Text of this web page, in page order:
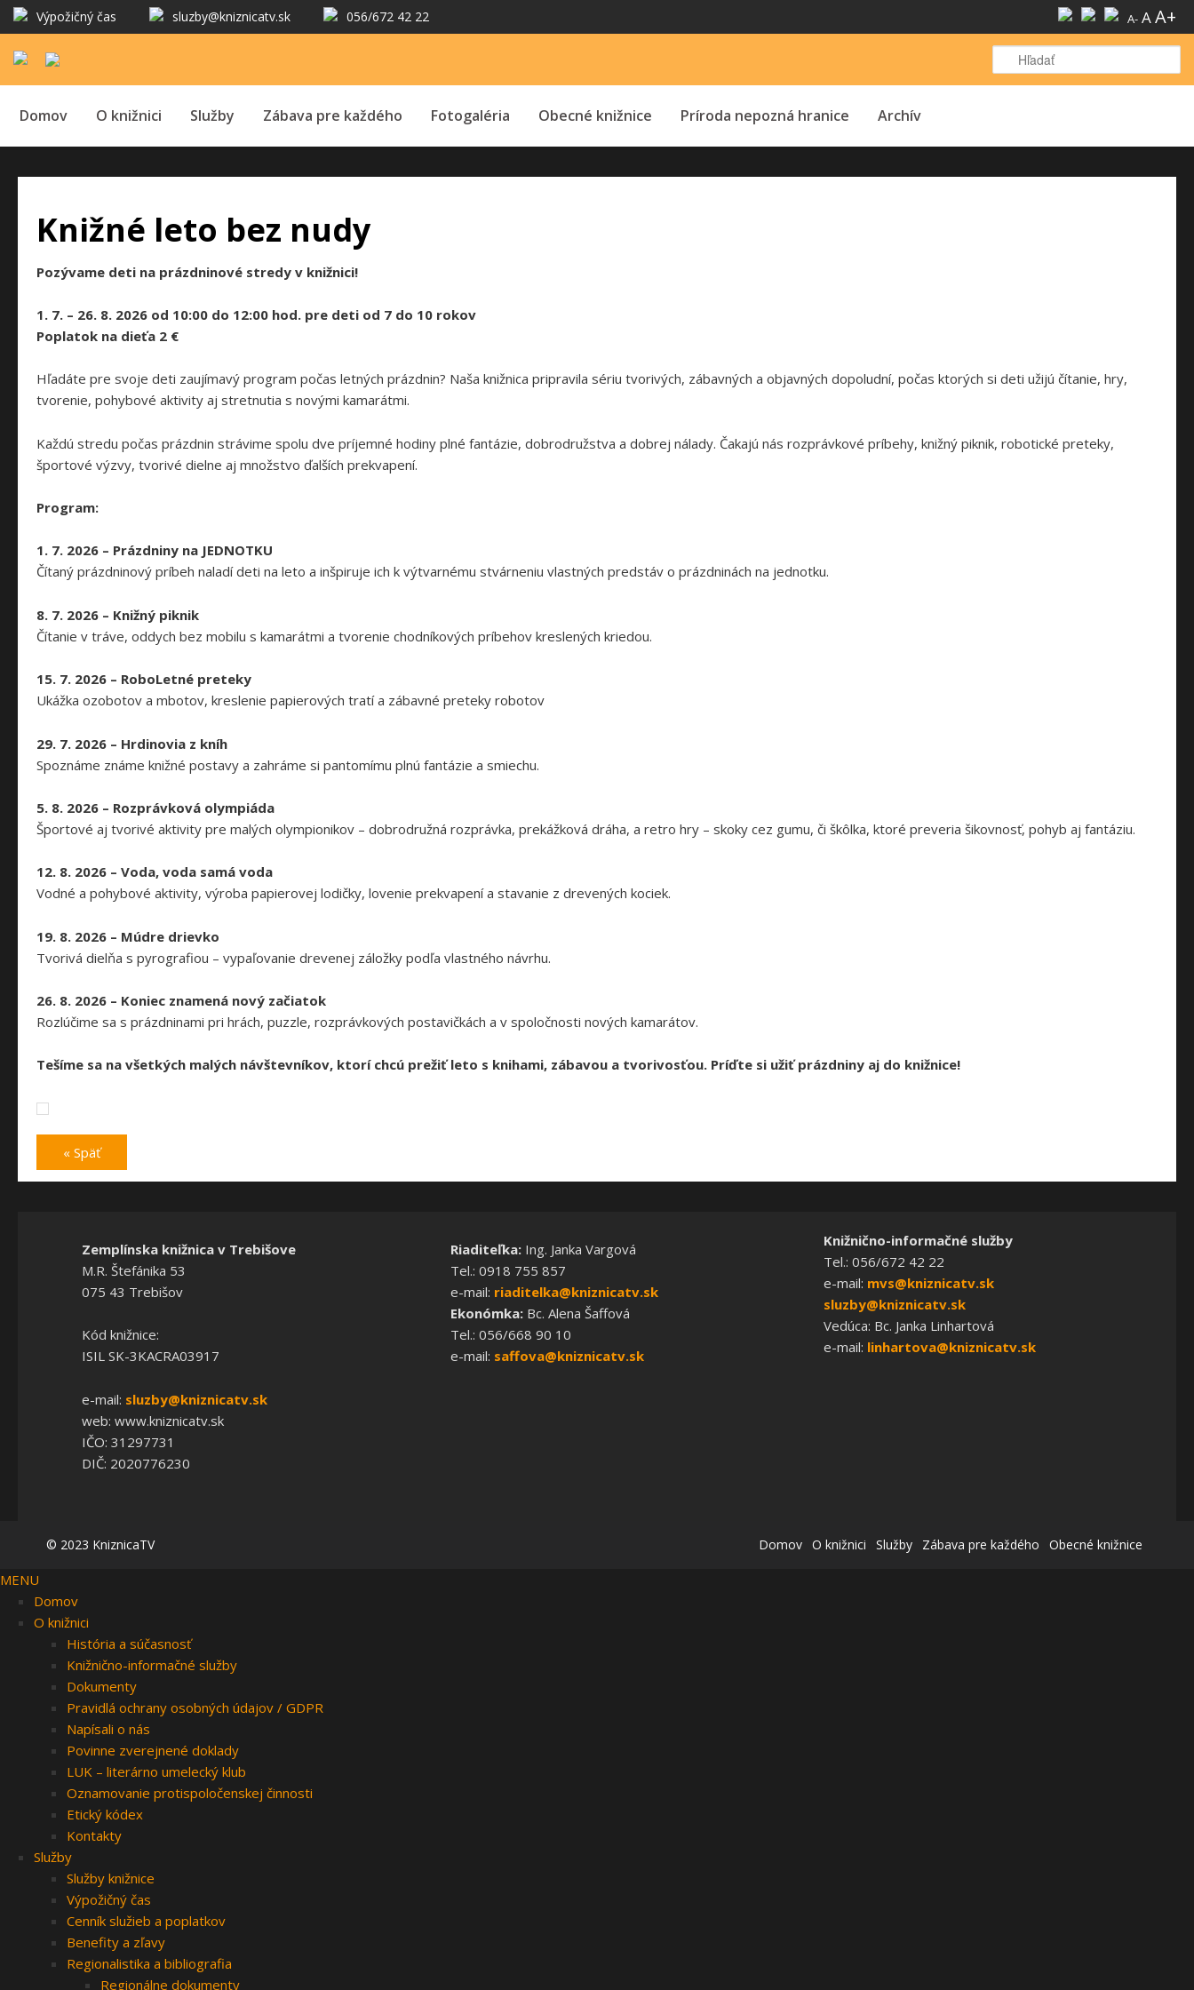
Výpožičný čas sluzby@kniznicatv.sk 056/672 42 22 A- AA+
Domov O knižnici Služby Zábava pre každého Fotogaléria Obecné knižnice Príroda nepozná hranice Archív
Knižné leto bez nudy
Pozývame deti na prázdninové stredy v knižnici!
1. 7. – 26. 8. 2026 od 10:00 do 12:00 hod. pre deti od 7 do 10 rokov
Poplatok na dieťa 2 €
Hľadáte pre svoje deti zaujímavý program počas letných prázdnin? Naša knižnica pripravila sériu tvorivých, zábavných a objavných dopoludní, počas ktorých si deti užijú čítanie, hry,
tvorenie, pohybové aktivity aj stretnutia s novými kamarátmi.
Každú stredu počas prázdnin strávime spolu dve príjemné hodiny plné fantázie, dobrodružstva a dobrej nálady. Čakajú nás rozprávkové príbehy, knižný piknik, robotické preteky,
športové výzvy, tvorivé dielne aj množstvo ďalších prekvapení.
Program:
1. 7. 2026 – Prázdniny na JEDNOTKU
Čítaný prázdninový príbeh naladí deti na leto a inšpiruje ich k výtvarnému stvárneniu vlastných predstáv o prázdninách na jednotku.
8. 7. 2026 – Knižný piknik
Čítanie v tráve, oddych bez mobilu s kamarátmi a tvorenie chodníkových príbehov kreslených kriedou.
15. 7. 2026 – RoboLetné preteky
Ukážka ozobotov a mbotov, kreslenie papierových tratí a zábavné preteky robotov
29. 7. 2026 – Hrdinovia z kníh
Spoznáme známe knižné postavy a zahráme si pantomímu plnú fantázie a smiechu.
5. 8. 2026 – Rozprávková olympiáda
Športové aj tvorivé aktivity pre malých olympionikov – dobrodružná rozprávka, prekážková dráha, a retro hry – skoky cez gumu, či škôlka, ktoré preveria šikovnosť, pohyb aj fantáziu.
12. 8. 2026 – Voda, voda samá voda
Vodné a pohybové aktivity, výroba papierovej lodičky, lovenie prekvapení a stavanie z drevených kociek.
19. 8. 2026 – Múdre drievko
Tvorivá dielňa s pyrografiou – vypaľovanie drevenej záložky podľa vlastného návrhu.
26. 8. 2026 – Koniec znamená nový začiatok
Rozlúčime sa s prázdninami pri hrách, puzzle, rozprávkových postavičkách a v spoločnosti nových kamarátov.
Tešíme sa na všetkých malých návštevníkov, ktorí chcú prežiť leto s knihami, zábavou a tvorivosťou. Príďte si užiť prázdniny aj do knižnice!
« Späť
Zemplínska knižnica v Trebišove
M.R. Štefánika 53
075 43 Trebišov
Kód knižnice:
ISIL SK-3KACRA03917
e-mail: sluzby@kniznicatv.sk
web: www.kniznicatv.sk
IČO: 31297731
DIČ: 2020776230
Riaditeľka:Ing. Janka Vargová
Tel.: 0918 755 857
e-mail: riaditelka@kniznicatv.sk
Ekonómka:Bc. Alena Šaffová
Tel.: 056/668 90 10
e-mail: saffova@kniznicatv.sk
Knižnično-informačné služby
Tel.: 056/672 42 22
e-mail: mvs@kniznicatv.sk
sluzby@kniznicatv.sk
Vedúca: Bc. Janka Linhartová
e-mail: linhartova@kniznicatv.sk
© 2023 KniznicaTV Domov O knižnici Služby Zábava pre každého Obecné knižnice
MENU
Domov
O knižnici
História a súčasnosť
Knižnično-informačné služby
Dokumenty
Pravidlá ochrany osobných údajov / GDPR
Napísali o nás
Povinne zverejnené doklady
LUK – literárno umelecký klub
Oznamovanie protispoločenskej činnosti
Etický kódex
Kontakty
Služby
Služby knižnice
Výpožičný čas
Cenník služieb a poplatkov
Benefity a zľavy
Regionalistika a bibliografia
Regionálne dokumenty